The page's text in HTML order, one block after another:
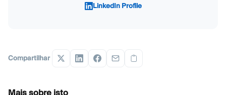
LinkedIn Profile
Compartilhar
Mais sobre isto